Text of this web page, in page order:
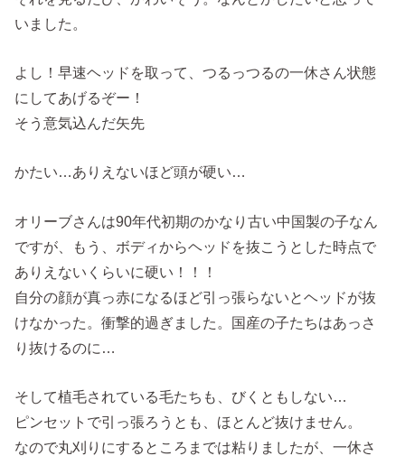
いました。
よし！早速ヘッドを取って、つるっつるの一休さん状態
にしてあげるぞー！
そう意気込んだ矢先
かたい…ありえないほど頭が硬い…
オリーブさんは90年代初期のかなり古い中国製の子なん
ですが、もう、ボディからヘッドを抜こうとした時点で
ありえないくらいに硬い！！！
自分の顔が真っ赤になるほど引っ張らないとヘッドが抜
けなかった。衝撃的過ぎました。国産の子たちはあっさ
り抜けるのに…
そして植毛されている毛たちも、びくともしない…
ピンセットで引っ張ろうとも、ほとんど抜けません。
なので丸刈りにするところまでは粘りましたが、一休さ